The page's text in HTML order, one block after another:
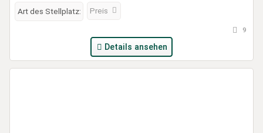
Art des Stellplatz: Preis
9
Details ansehen